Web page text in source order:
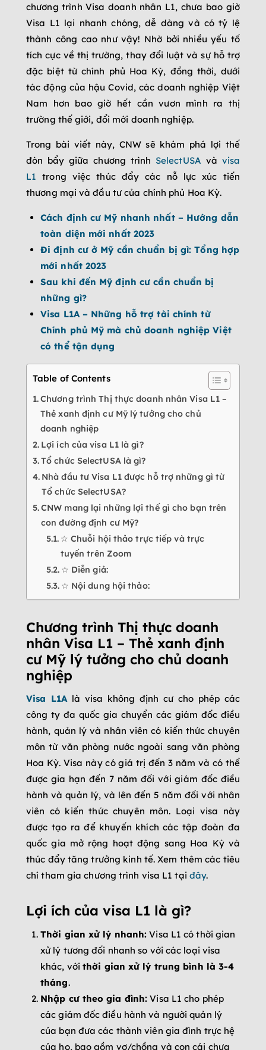
chương trình Visa doanh nhân L1, chưa bao giờ
Visa L1 lại nhanh chóng, dễ dàng và có tỷ lệ
thành công cao như vậy! Nhờ bởi nhiều yếu tố
tích cực về thị trường, thay đổi luật và sự hỗ trợ
đặc biệt từ chính phủ Hoa Kỳ, đồng thời, dưới
tác động của hậu Covid, các doanh nghiệp Việt
Nam hơn bao giờ hết cần vươn mình ra thị
trường thế giới, đổi mới doanh nghiệp.
Trong bài viết này, CNW sẽ khám phá lợi thế
đòn bẩy giữa chương trình SelectUSA và visa
L1 trong việc thúc đẩy các nỗ lực xúc tiến
thương mại và đầu tư của chính phủ Hoa Kỳ.
Cách định cư Mỹ nhanh nhất – Hướng dẫn
toàn diện mới nhất 2023
Đi định cư ở Mỹ cần chuẩn bị gì: Tổng hợp
mới nhất 2023
Sau khi đến Mỹ định cư cần chuẩn bị
những gì?
Visa L1A – Những hỗ trợ tài chính từ
Chính phủ Mỹ mà chủ doanh nghiệp Việt
có thể tận dụng
Table of Contents
Chương trình Thị thực doanh nhân Visa L1 –
Thẻ xanh định cư Mỹ lý tưởng cho chủ
doanh nghiệp
Lợi ích của visa L1 là gì?
Tổ chức SelectUSA là gì?
Nhà đầu tư Visa L1 được hỗ trợ những gì từ
Tổ chức SelectUSA?
CNW mang lại những lợi thế gì cho bạn trên
con đường định cư Mỹ?
☆ Chuỗi hội thảo trực tiếp và trực
tuyến trên Zoom
☆ Diễn giả:
☆ Nội dung hội thảo:
Chương trình Thị thực doanh
nhân Visa L1 – Thẻ xanh định
cư Mỹ lý tưởng cho chủ doanh
nghiệp
Visa L1Alà visa không định cư cho phép các
công ty đa quốc gia chuyển các giám đốc điều
hành, quản lý và nhân viên có kiến thức chuyên
môn từ văn phòng nước ngoài sang văn phòng
Hoa Kỳ. Visa này có giá trị đến 3 năm và có thể
được gia hạn đến 7 năm đối với giám đốc điều
hành và quản lý, và lên đến 5 năm đối với nhân
viên có kiến thức chuyên môn. Loại visa này
được tạo ra để khuyến khích các tập đoàn đa
quốc gia mở rộng hoạt động sang Hoa Kỳ và
thúc đẩy tăng trưởng kinh tế. Xem thêm các tiêu
chí tham gia chương trình visa L1 tại đây.
Lợi ích của visa L1 là gì?
Thời gian xử lý nhanh: Visa L1 có thời gian
xử lý tương đối nhanh so với các loại visa
khác, với thời gian xử lý trung bình là 3-4
tháng.
Nhập cư theo gia đình: Visa L1 cho phép
các giám đốc điều hành và người quản lý
của bạn đưa các thành viên gia đình trực hệ
của họ, bao gồm vợ/chồng và con cái chưa